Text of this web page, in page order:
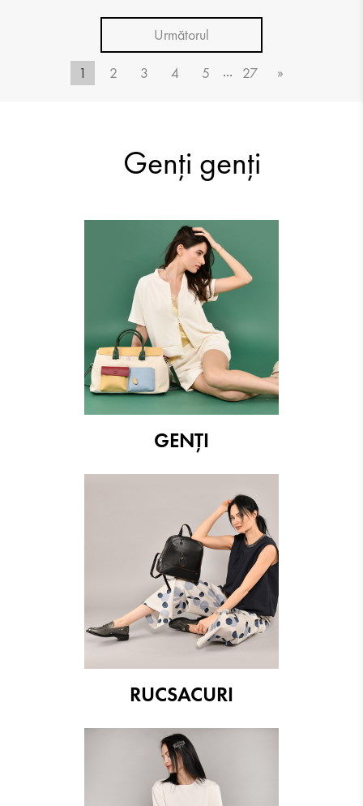
Următorul
1 2 3 4 5 ... 27 »
Genți genți
GENȚI
RUCSACURI